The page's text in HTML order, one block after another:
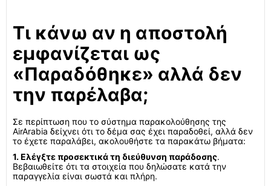
Τι κάνω αν η αποστολή
εμφανίζεται ως
«Παραδόθηκε» αλλά δεν
την παρέλαβα;
Σε περίπτωση που το σύστημα παρακολούθησης της
AirArabia δείχνει ότι το δέμα σας έχει παραδοθεί, αλλά δεν
το έχετε παραλάβει, ακολουθήστε τα παρακάτω βήματα:
1. Ελέγξτε προσεκτικά τη διεύθυνση παράδοσης.
Βεβαιωθείτε ότι τα στοιχεία που δηλώσατε κατά την
παραγγελία είναι σωστά και πλήρη.